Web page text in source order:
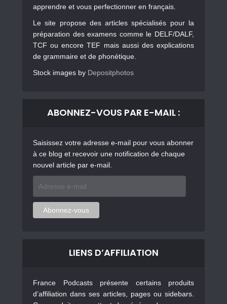
apprendre et vous perfectionner en français.
Le site propose des articles spécialisés pour la
préparation des examens comme le DELF/DALF,
TCF ou encore TEF mais aussi des explications
de grammaire et de phonétique.
Stock images by Depositphotos
ABONNEZ-VOUS PAR E-MAIL :
Saisissez votre adresse e-mail pour vous abonner
à ce blog et recevoir une notification de chaque
nouvel article par e-mail.
mail
Abonnez-vous
LIENS D’AFFILIATION
France Podcasts présente certains produits
d’affiliation dans ses articles, pages ou sidebars.